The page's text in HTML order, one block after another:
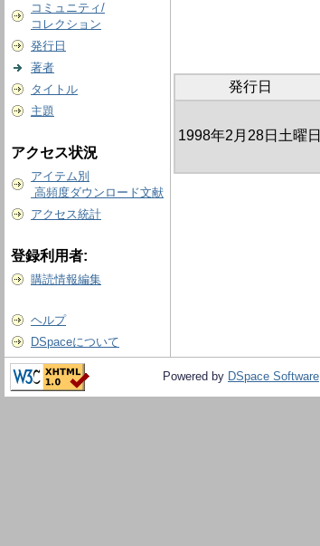
コミュニティ/
コレクション
発行日
著者
タイトル
主題
アクセス状況
アイテム別
高頻度ダウンロード文献
アクセス統計
登録利用者:
購読情報編集
ヘルプ
DSpaceについて
発行日
1998年2月28日土曜日
Powered by DSpace Software